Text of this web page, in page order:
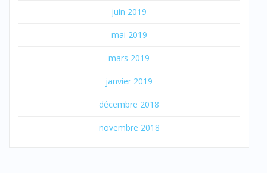
juin 2019
mai 2019
mars 2019
janvier 2019
décembre 2018
novembre 2018